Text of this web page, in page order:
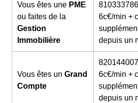
Vous êtes une PME
ou faites de la
Gestion
Immobilière
810333786
6c€/min +
depuis un
Vous êtes un Grand
Compte
820144007
6c€/min +
depuis un